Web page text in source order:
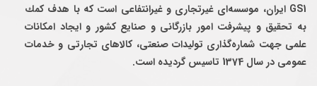
GS1 ایران، موسسه‌ای غيرتجاری و غيرانتفاعی است كه با هدف كمك
به تحقيق و پيشرفت امور بازرگانی و صنايع كشور و ايجاد امكانات
علمی جهت شماره‌گذاری توليدات صنعتی، كالاهای تجارتی و خدمات
عمومی در سال 1374 تاسيس گرديده است.